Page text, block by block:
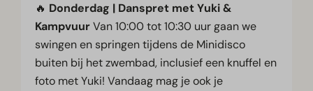
🔥 Donderdag | Danspret met Yuki &
KampvuurVan 10:00 tot 10:30 uur gaan we
swingen en springen tijdens de Minidisco
buiten bij het zwembad, inclusief een knuffel en
foto met Yuki! Vandaag mag je ook je